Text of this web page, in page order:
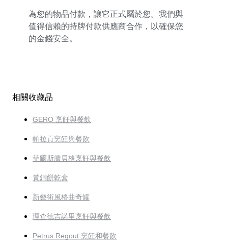
為您的物品付款，讓它正式屬於您。我們與
值得信賴的持牌付款供應商合作，以確保您
的金錢安全。
相關收藏品
GERO 烹飪與餐飲
帕拉貢烹飪與餐飲
菲爾斯滕貝格烹飪與餐飲
黃銅餅乾盒
新藝術風格曲奇罐
理查德吉諾里烹飪與餐飲
Petrus Regout 烹飪和餐飲